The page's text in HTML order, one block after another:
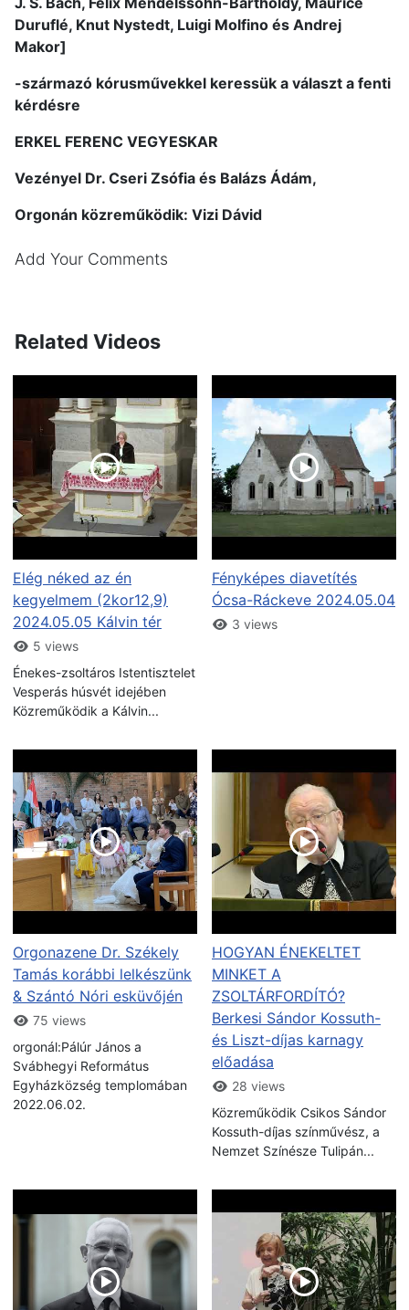
Duruflé, Knut Nystedt, Luigi Molfino és Andrej
Makor]
-származó kórusművekkel keressük a választ a fenti
kérdésre
ERKEL FERENC VEGYESKAR
Vezényel Dr. Cseri Zsófia és Balázs Ádám,
Orgonán közreműködik: Vizi Dávid
Add Your Comments
Related Videos
Elég néked az én
kegyelmem (2kor12,9)
2024.05.05 Kálvin tér
5 views
Énekes-zsoltáros Istentisztelet
Vesperás húsvét idejében
Közreműködik a Kálvin...
Fényképes diavetítés
Ócsa-Ráckeve 2024.05.04
3 views
Orgonazene Dr. Székely
Tamás korábbi lelkészünk
& Szántó Nóri esküvőjén
75 views
orgonál:Pálúr János a
Svábhegyi Református
Egyházközség templomában
2022.06.02.
HOGYAN ÉNEKELTET
MINKET A
ZSOLTÁRFORDÍTÓ?
Berkesi Sándor Kossuth-
és Liszt-díjas karnagy
előadása
28 views
Közreműködik Csikos Sándor
Kossuth-díjas színművész, a
Nemzet Színésze Tulipán...